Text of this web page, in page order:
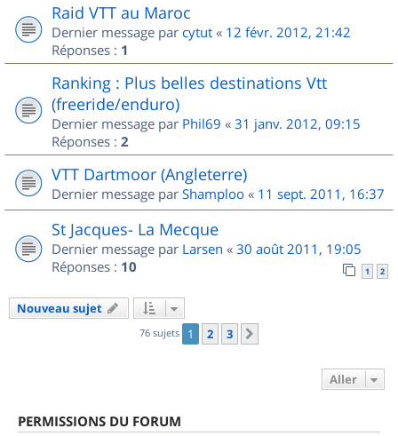
Raid VTT au Maroc
Dernier message par cytut « 12 févr. 2012, 21:42
Réponses : 1
Ranking : Plus belles destinations Vtt
(freeride/enduro)
Dernier message par Phil69 « 31 janv. 2012, 09:15
Réponses : 2
VTT Dartmoor (Angleterre)
Dernier message par Shamploo « 11 sept. 2011, 16:37
St Jacques- La Mecque
Dernier message par Larsen « 30 août 2011, 19:05
Réponses : 10 1 2
Nouveau sujet
76 sujets 1 2 3
Aller
PERMISSIONS DU FORUM